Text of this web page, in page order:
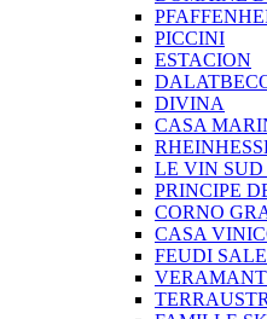
PICCINI
ESTACION
DIVINA
CASA
LE VIN SUD
PRINCIPE
CORNO
CASA
FEUDI